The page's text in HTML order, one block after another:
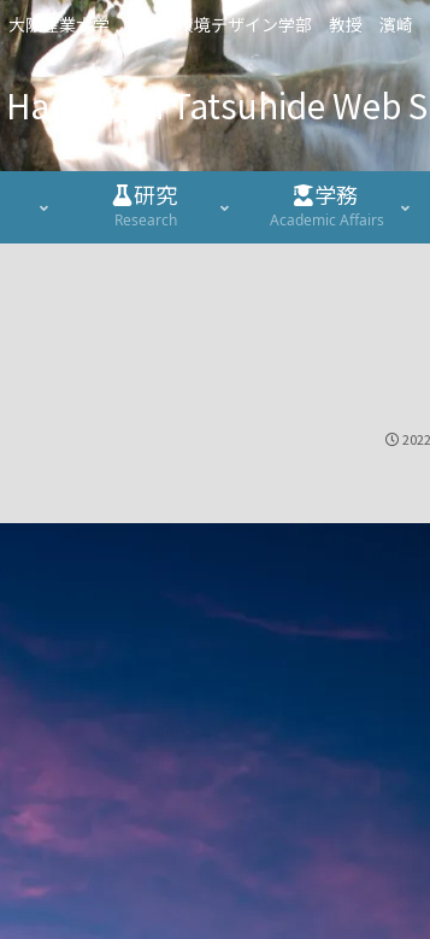
大阪産業大学 建築・環境デザイン学部 教授 濱崎
Hamasaki Tatsuhide Web
研究
Research
学務
Academic Affairs